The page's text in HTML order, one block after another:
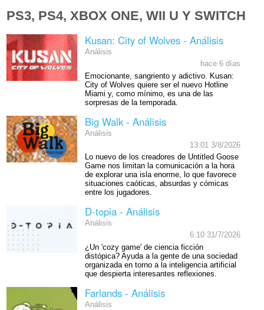
PS3, PS4, XBOX ONE, WII U Y SWITCH
Kusan: City of Wolves - Análisis
Análisis
hace 6 días
Emocionante, sangriento y adictivo. Kusan:
City of Wolves quiere ser el nuevo Hotline
Miami y, como mínimo, es una de las
sorpresas de la temporada.
Big Walk - Análisis
Análisis
13:01 3/8/2026
Lo nuevo de los creadores de Untitled Goose
Game nos limitan la comunicación a la hora
de explorar una isla enorme, lo que favorece
situaciones caóticas, absurdas y cómicas
entre los jugadores.
D-topia - Análisis
Análisis
6:10 31/7/2026
¿Un 'cozy game' de ciencia ficción
distópica? Ayuda a la gente de una sociedad
organizada en torno a la inteligencia artificial
que despierta interesantes reflexiones.
Farlands - Análisis
Análisis